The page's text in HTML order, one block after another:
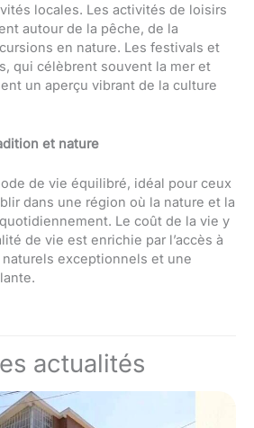
locales. Les activités de loisirs
autour de la pêche, de la
en nature. Les festivals et
qui célèbrent souvent la mer et
un aperçu vibrant de la culture
et nature
de vie équilibré, idéal pour ceux
dans une région où la nature et la
Le coût de la vie y
de vie est enrichie par l’accès à
exceptionnels et une
actualités